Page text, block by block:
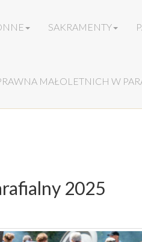
SAKRAMENTY
MAŁOLETNICH W
2025